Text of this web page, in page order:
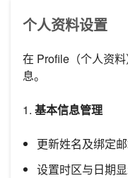
个人资料设置
在 Profile（个人资
息。
1. 基本信息管理
更新姓名及绑定
设置时区与日期